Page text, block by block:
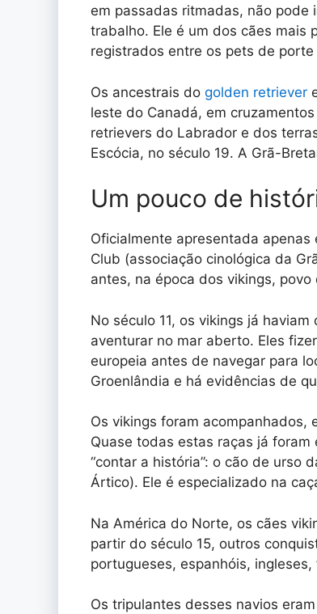
em passadas ritmadas, não pode
trabalho. Ele é um dos cães mais
registrados entre os pets de
Os ancestrais do golden retriever
leste do Canadá, em
retrievers do Labrador e dos
Escócia, no século 19. A Grã-
Um pouco de
Oficialmente apresentada
Club (associação cinológica da
antes, na época dos vikings,
No século 11, os vikings já
aventurar no mar aberto. Eles
europeia antes de navegar para
Groenlândia e há evidências de
Os vikings foram acompanhados,
Quase todas estas raças já
“contar a história”: o cão de urso
Ártico). Ele é especializado na
Na América do Norte, os cães
partir do século 15, outros
portugueses, espanhóis,
Os tripulantes desses navios